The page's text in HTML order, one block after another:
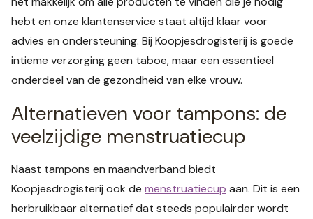
hebt en onze klantenservice staat altijd klaar voor
advies en ondersteuning. Bij Koopjesdrogisterij is goede
intieme verzorging geen taboe, maar een essentieel
onderdeel van de gezondheid van elke vrouw.
Alternatieven voor tampons: de
veelzijdige menstruatiecup
Naast tampons en maandverband biedt
Koopjesdrogisterij ook de menstruatiecup aan. Dit is een
herbruikbaar alternatief dat steeds populairder wordt